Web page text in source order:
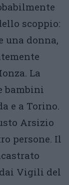
scoppio:
una donna,
La
bambini
e a Torino.
Arsizio
persone. Il
Vigili del